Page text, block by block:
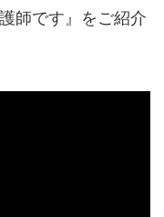
師です』をご紹介